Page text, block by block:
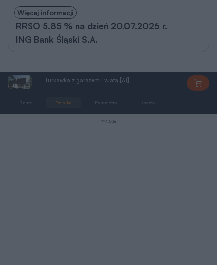
Więcej informacji
RRSO 5.85 % na dzień 20.07.2026 r.
ING Bank Śląski S.A.
Turkawka z garażem i wiatą [A1]
Rzuty Działka Parametry Koszty
REKLAMA